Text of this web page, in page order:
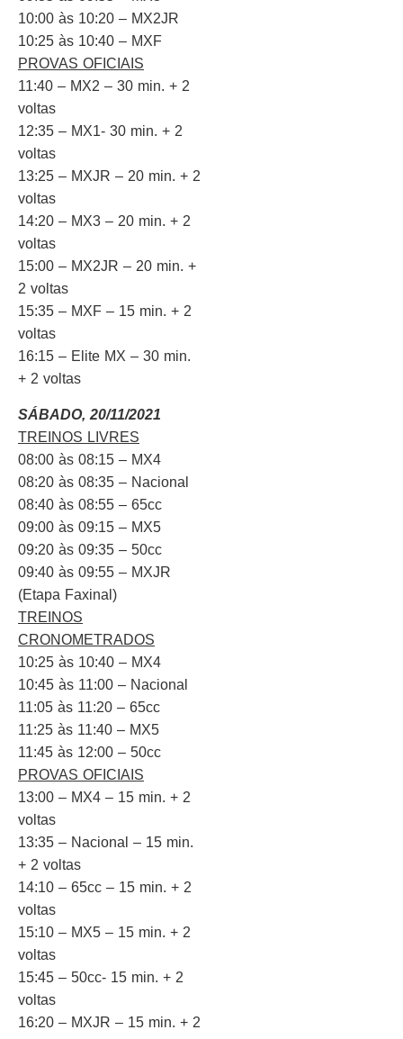
10:00 às 10:20 – MX2JR
10:25 às 10:40 – MXF
PROVAS OFICIAIS
11:40 – MX2 – 30 min. + 2
voltas
12:35 – MX1- 30 min. + 2
voltas
13:25 – MXJR – 20 min. + 2
voltas
14:20 – MX3 – 20 min. + 2
voltas
15:00 – MX2JR – 20 min. +
2 voltas
15:35 – MXF – 15 min. + 2
voltas
16:15 – Elite MX – 30 min.
+ 2 voltas
SÁBADO, 20/11/2021
TREINOS LIVRES
08:00 às 08:15 – MX4
08:20 às 08:35 – Nacional
08:40 às 08:55 – 65cc
09:00 às 09:15 – MX5
09:20 às 09:35 – 50cc
09:40 às 09:55 – MXJR
(Etapa Faxinal)
TREINOS
CRONOMETRADOS
10:25 às 10:40 – MX4
10:45 às 11:00 – Nacional
11:05 às 11:20 – 65cc
11:25 às 11:40 – MX5
11:45 às 12:00 – 50cc
PROVAS OFICIAIS
13:00 – MX4 – 15 min. + 2
voltas
13:35 – Nacional – 15 min.
+ 2 voltas
14:10 – 65cc – 15 min. + 2
voltas
15:10 – MX5 – 15 min. + 2
voltas
15:45 – 50cc- 15 min. + 2
voltas
16:20 – MXJR – 15 min. + 2